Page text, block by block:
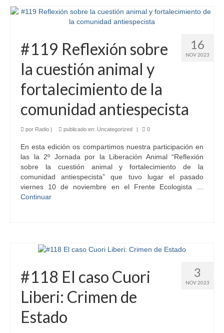
16
NOV 2023
#119 Reflexión sobre
la cuestión animal y
fortalecimiento de la
comunidad antiespecista
por Radio publicado en: Uncategorized 0
En esta edición os compartimos nuestra participación en
las la 2º Jornada por la Liberación Animal “Reflexión
sobre la cuestión animal y fortalecimiento de la
comunidad antiespecista” que tuvo lugar el pasado
viernes 10 de noviembre en el Frente Ecologista …
Continuar
3
NOV 2023
#118 El caso Cuori
Liberi: Crimen de
Estado